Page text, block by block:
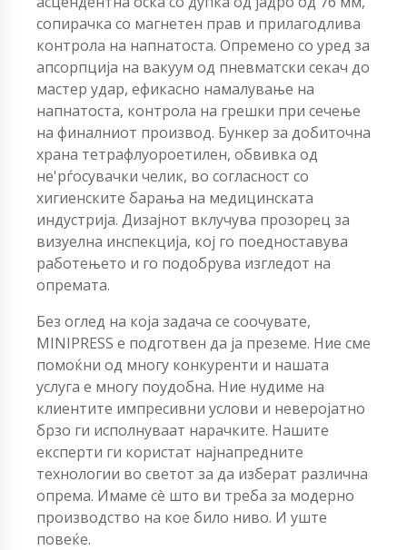
сопирачка со магнетен прав и прилагодлива
контрола на напнатоста. Опремено со уред за
апсорпција на вакуум од пневматски секач до
мастер удар, ефикасно намалување на
напнатоста, контрола на грешки при сечење
на финалниот производ. Бункер за добиточна
храна тетрафлуороетилен, обвивка од
не'рѓосувачки челик, во согласност со
хигиенските барања на медицинската
индустрија. Дизајнот вклучува прозорец за
визуелна инспекција, кој го поедноставува
работењето и го подобрува изгледот на
опремата.
Без оглед на која задача се соочувате,
MINIPRESS е подготвен да ја преземе. Ние сме
помоќни од многу конкуренти и нашата
услуга е многу поудобна. Ние нудиме на
клиентите импресивни услови и неверојатно
брзо ги исполнуваат нарачките. Нашите
експерти ги користат најнапредните
технологии во светот за да изберат различна
опрема. Имаме сè што ви треба за модерно
производство на кое било ниво. И уште
повеќе.